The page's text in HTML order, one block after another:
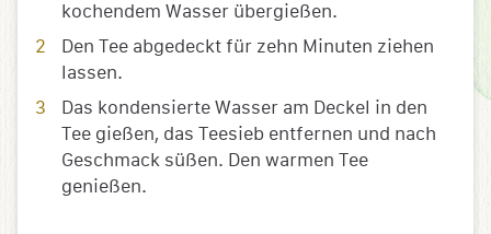
kochendem Wasser übergießen.
Den Tee abgedeckt für zehn Minuten ziehen
lassen.
Das kondensierte Wasser am Deckel in den
Tee gießen, das Teesieb entfernen und nach
Geschmack süßen. Den warmen Tee
genießen.